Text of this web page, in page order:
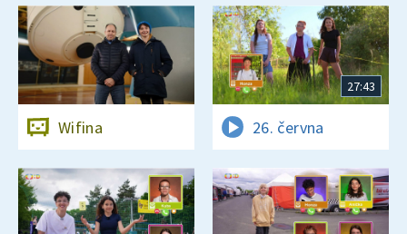
Wifina
27:43
26. června